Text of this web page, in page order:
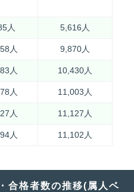
人 5,616人
人 9,870人
人 10,430人
人 11,003人
人 11,127人
人 11,102人
合格者数の推移(属人ベ